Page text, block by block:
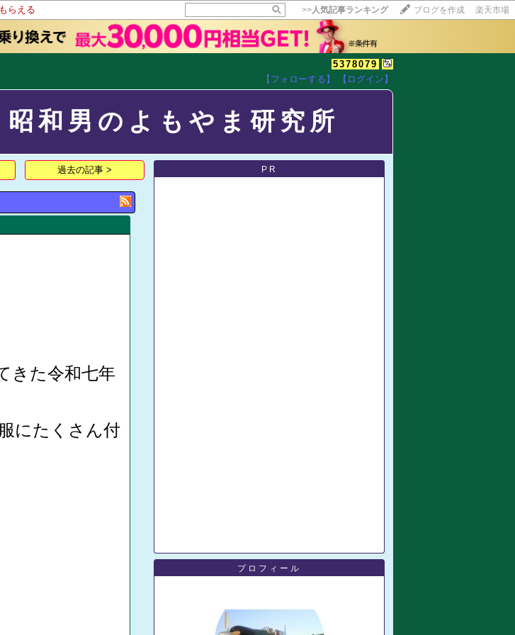
らえる >>人気記事ランキング ブログを作成 楽天市場
5378079
【フォローする】 【ログイン】
和男のよもやま研究所
過去の記事 >
きた令和七年
にたくさん付
PR
プロフィール